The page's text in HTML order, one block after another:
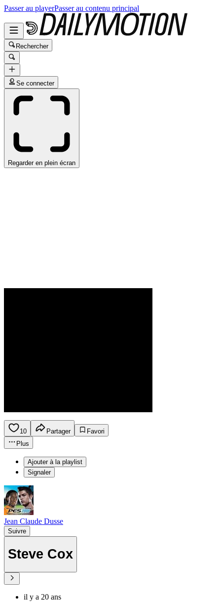
Passer au playerPasser au contenu principal
Rechercher
Se connecter
Regarder en plein écran
10 Partager
Favori
Plus
Ajouter à la playlist
Signaler
Jean Claude Dusse
Suivre
Steve Cox
il y a 20 ans